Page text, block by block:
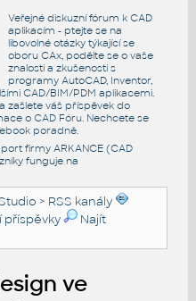
Veřejné diskuzní fórum k CAD
aplikacím - ptejte se na
libovolné otázky týkající se
oboru CAx, podělte se o vaše
znalosti a zkušenosti s
programy AutoCAD, Inventor,
CAD/BIM/PDM aplikacemi.
zašlete váš příspěvek do
o CAD Fóru. Nechcete se
poradně.
firmy ARKANCE (CAD
funguje na
> RSS kanály
příspěvky
Najít
ve